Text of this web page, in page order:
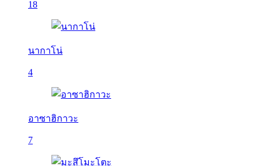
18
นากาโน่
4
อาซาฮิกาวะ
7